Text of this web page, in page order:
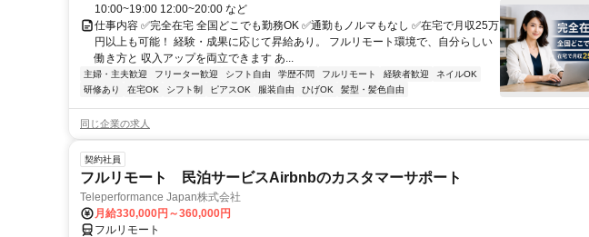
10:00~19:00 12:00~20:00 など
仕事内容 ✅完全在宅 全国どこでも勤務OK ✅通勤もノルマもなし ✅在宅で月収25万
円以上も可能！ 経験・成果に応じて昇給あり。 フルリモート環境で、自分らしい
働き方と 収入アップを両立できます あ...
主婦・主夫歓迎 フリーター歓迎 シフト自由 学歴不問 フルリモート 経験者歓迎
ネイルOK
研修あり
在宅OK シフト制 ピアスOK 服装自由 ひげOK 髪型・髪色自由
同じ企業の求人
契約社員
フルリモート 民泊サービスAirbnbのカスタマーサポート
Teleperformance Japan株式会社
月給330,000円～360,000円
フルリモート